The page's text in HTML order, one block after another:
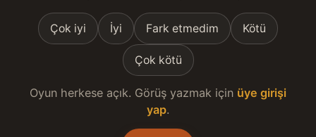
Çok iyi İyi Fark etmedim Kötü
Çok kötü
Oyun herkese açık. Görüş yazmak için üye girişi
yap.